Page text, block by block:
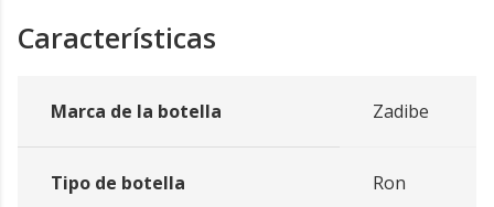
Características
Marca de la botella Zadibe
Tipo de botella Ron